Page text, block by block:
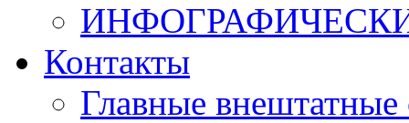
Контакты
Главные внештатные